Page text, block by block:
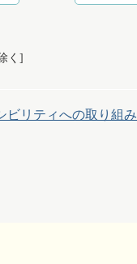
く]
ビリティへの取り組み